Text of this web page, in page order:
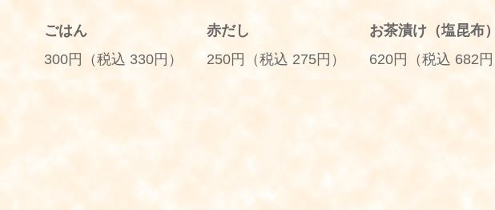
ごはん
300円（税込 330円）
赤だし
250円（税込 275円）
お茶漬け（塩昆布）
620円（税込 682円